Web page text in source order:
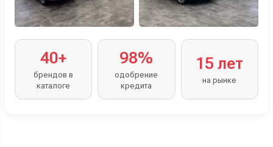
40+
брендов в
каталоге
98%
одобрение
кредита
15 лет
на рынке